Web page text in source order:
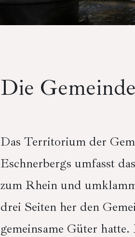
Die
Das Territorium der
Eschnerbergs umfasst
zum Rhein und
drei Seiten her den
gemeinsame Güter